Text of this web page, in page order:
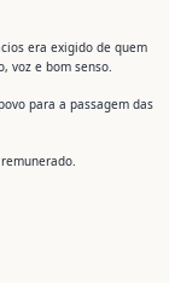
era exigido de quem
voz e bom senso.
para a passagem das